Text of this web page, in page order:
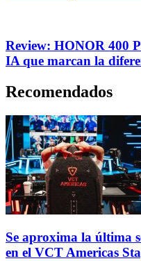
Review: HONOR 400
IA que marcan la
Recomendados
Se aproxima la última
en el VCT Americas